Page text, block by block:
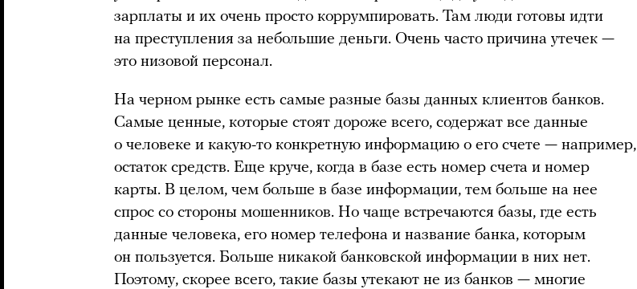
зарплаты и их очень просто коррумпировать. Там люди готовы идти
на преступления за небольшие деньги. Очень часто причина утечек —
это низовой персонал.
На черном рынке есть самые разные базы данных клиентов банков.
Самые ценные, которые стоят дороже всего, содержат все данные
о человеке и какую-то конкретную информацию о его счете — например,
остаток средств. Еще круче, когда в базе есть номер счета и номер
карты. В целом, чем больше в базе информации, тем больше на нее
спрос со стороны мошенников. Но чаще встречаются базы, где есть
данные человека, его номер телефона и название банка, которым
он пользуется. Больше никакой банковской информации в них нет.
Поэтому, скорее всего, такие базы утекают не из банков — многие